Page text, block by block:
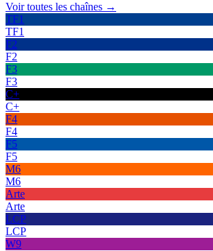
Voir toutes les chaînes →
TF1
TF1
F2
F2
F3
F3
C+
C+
F4
F4
F5
F5
M6
M6
Arte
Arte
LCP
LCP
W9